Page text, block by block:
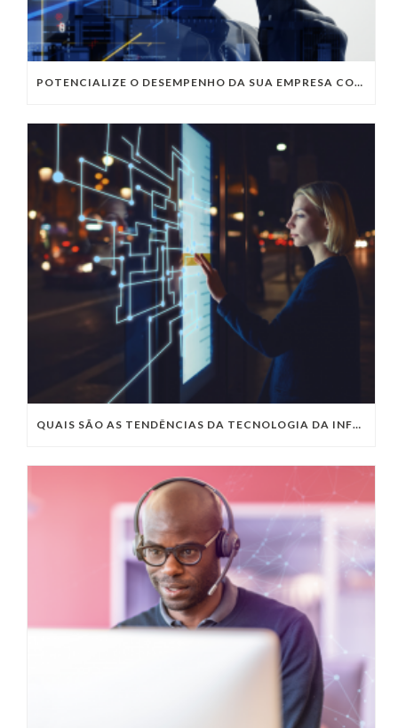
POTENCIALIZE O DESEMPENHO DA SUA EMPRESA COM OS SERVIÇOS DE TI DA VIVO VITA
QUAIS SÃO AS TENDÊNCIAS DA TECNOLOGIA DA INFORMAÇÃO PARA 2023?